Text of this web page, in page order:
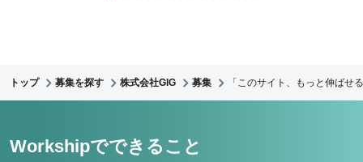
トップ 募集を探す 株式会社GIG 募集 「このサイト、もっと伸ば
Workshipでできること